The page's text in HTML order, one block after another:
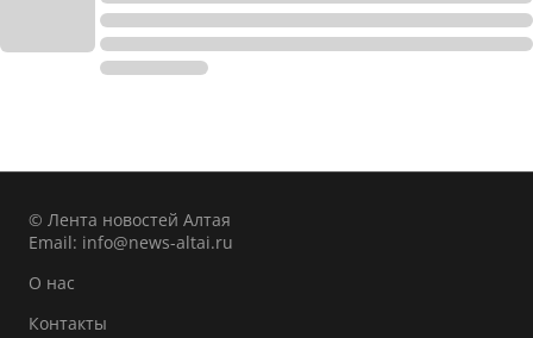
© Лента новостей Алтая
Email: info@news-altai.ru
О нас
Контакты